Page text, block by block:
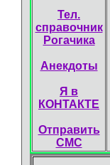
Тел.
справочник
Рогачика
Анекдоты
Я в
КОНТАКТЕ
Отправить
СМС